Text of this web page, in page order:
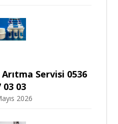
Servisi 0536
03 03
2026